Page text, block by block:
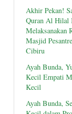
Akhir Pekan!
Quran Al Hilal
Melaksanakan
Masjid
Cibiru
Ayah Bunda,
Kecil Empati
Kecil
Ayah Bunda,